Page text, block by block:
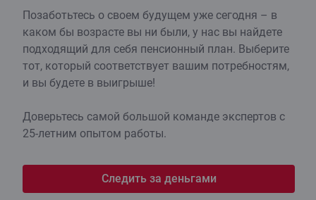
Позаботьтесь о своем будущем уже сегодня – в
каком бы возрасте вы ни были, у нас вы найдете
подходящий для себя пенсионный план. Выберите
тот, который соответствует вашим потребностям,
и вы будете в выигрыше!
Доверьтесь самой большой команде экспертов с
25-летним опытом работы.
Следить за деньгами